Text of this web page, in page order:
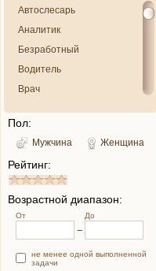
Автослесарь
Аналитик
Безработный
Водитель
Врач
Грузчик
Детектив
Дизайнер
Домохозяйка
Закупщик
Менеджер
Пол:
Мужчина Женщина
Рейтинг:
Возрастной диапазон:
От До
не менее одной выполненной
задачи